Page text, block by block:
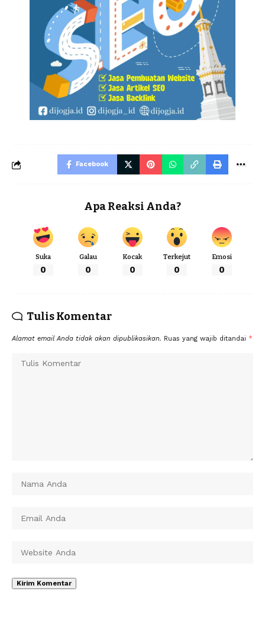
Facebook
Apa Reaksi Anda?
Suka
0
Galau
0
Kocak
0
Terkejut
0
Emosi
0
Tulis Komentar
Alamat email Anda tidak akan dipublikasikan. Ruas yang wajib ditandai *